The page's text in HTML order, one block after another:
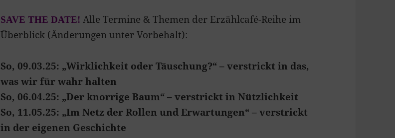
SAVE THE DATE! Alle Termine & Themen der Erzählcafé-Reihe im
Überblick (Änderungen unter Vorbehalt):
So, 09.03.25: „Wirklichkeit oder Täuschung?“ – verstrickt in das,
was wir für wahr halten
So, 06.04.25: „Der knorrige Baum“ – verstrickt in Nützlichkeit
So, 11.05.25: „Im Netz der Rollen und Erwartungen“ – verstrickt
in der eigenen Geschichte